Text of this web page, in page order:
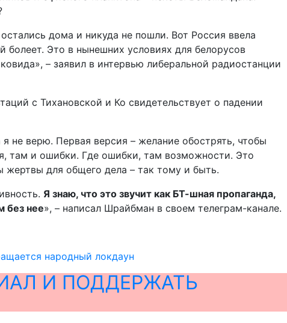
дома и никуда не пошли. Вот Россия ввела
Это в нынешних условиях для белорусов
– заявил в интервью либеральной радиостанции
с Тихановской и Ко свидетельствует о падении
не верю. Первая версия – желание обострять, чтобы
там и ошибки. Где ошибки, там возможности. Это
для общего дела – так тому и быть.
Я знаю, что это звучит как БТ-шная пропаганда,
без нее», – написал Шрайбман в своем телеграм-канале.
народный локдаун
И ПОДДЕРЖАТЬ